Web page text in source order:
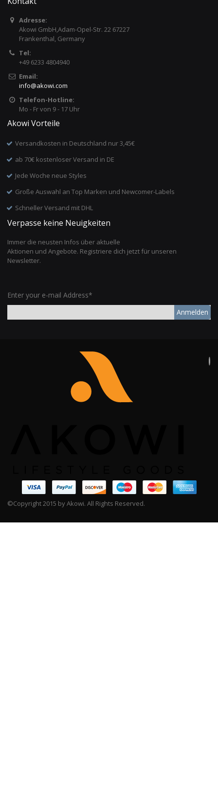
Adresse:
Akowi GmbH,Adam-Opel-Str. 22 67227
Frankenthal, Germany
Tel:
+49 6233 4804940
Email:
info@akowi.com
Telefon-Hotline:
Mo - Fr von 9 - 17 Uhr
Akowi Vorteile
Versandkosten in Deutschland nur 3,45€
ab 70€ kostenloser Versand in DE
Jede Woche neue Styles
Große Auswahl an Top Marken und Newcomer-Labels
Schneller Versand mit DHL
Verpasse keine Neuigkeiten
Immer die neusten Infos über aktuelle
Aktionen und Angebote. Registriere dich jetzt für unseren
Newsletter.
Enter your e-mail Address*
Anmelden
©Copyright 2015 by Akowi. All Rights Reserved.